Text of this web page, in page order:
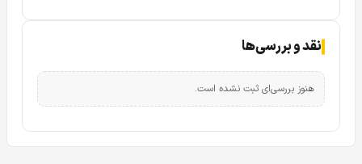
نقد و بررسی‌ها
هنوز بررسی‌ای ثبت نشده است.